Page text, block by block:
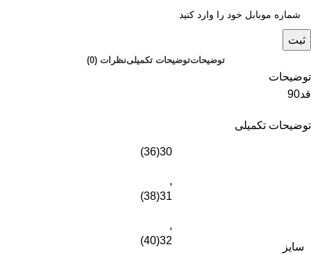
ثبت
توضیحاتتوضیحات تکمیلینظرات (0)
توضیحات
قد90
توضیحات تکمیلی
سایز
30(36)
,
31(38)
,
32(40)